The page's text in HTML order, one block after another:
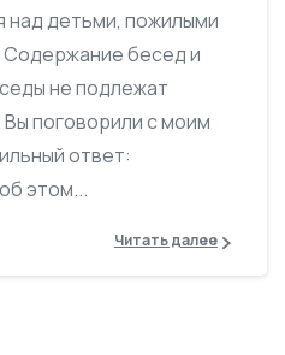
над детьми, пожилыми
бесед и
не подлежат
поговорили с моим
ответ:
этом...
Читать далее